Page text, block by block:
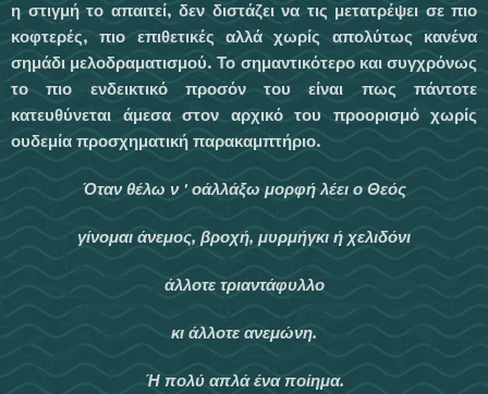
η στιγμή το απαιτεί, δεν διστάζει να τις μετατρέψει σε πιο
κοφτερές, πιο επιθετικές αλλά χωρίς απο­λύτως κανένα
σημάδι μελοδραματισμού. Το σημαντικότερο και συγχρόνως
το πιο ενδεικτι­κό προσόν του είναι πως πάντοτε
κατευθύνεται άμεσα στον αρχικό του προορισμό χωρίς
ουδεμία προσχηματική παρακαμπτήριο.
Όταν θέλω ν ' οάλλάξω μορφή λέει ο Θεός
γίνομαι άνεμος, βροχή, μυρμήγκι ή χελιδόνι
άλλοτε τριαντάφυλλο
κι άλλοτε ανεμώνη.
Ή πολύ απλά ένα ποίημα.